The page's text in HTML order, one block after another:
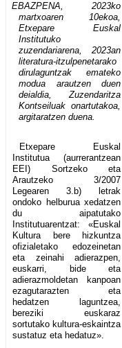
EBAZPENA, 2023ko
martxoaren 10ekoa,
Etxepare Euskal
Institutuko
zuzendariarena, 2023an
literatura-itzulpenetarako
dirulaguntzak emateko
modua arautzen duen
deialdia, Zuzendaritza
Kontseiluak onartutakoa,
argitaratzen duena.
Etxepare Euskal
Institutua (aurrerantzean
EEI) Sortzeko eta
Arautzeko 3/2007
Legearen 3.b) letrak
ondoko helburua xedatzen
du aipatutako
Institutuarentzat: «Euskal
Kultura bere hizkuntza
ofizialetako edozeinetan
eta zeinahi adierazpen,
euskarri, bide eta
adierazmoldetan kanpoan
ezagutarazten eta
hedatzen laguntzea,
bereziki euskaraz
sortutako kultura-eskaintza
sustatuz eta hedatuz».